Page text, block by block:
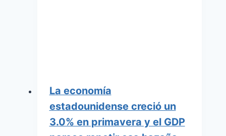
La economía
estadounidense creció un
3.0% en primavera y el GDP